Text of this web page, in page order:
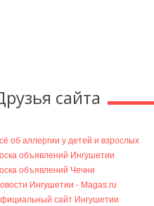
сайта
об аллергии у детей и взрослых
объявлений Ингушетии
объявлений Чечни
Ингушетии - Magas.ru
сайт Ингушетии